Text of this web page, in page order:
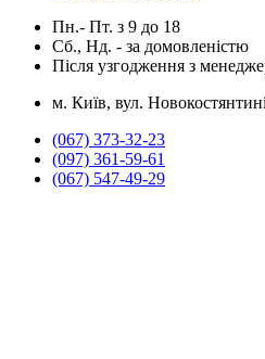
Пн.- Пт. з 9 до 18
Сб., Нд. - за домовленістю
Після узгодження з
м. Київ, вул.
(067) 373-32-23
(097) 361-59-61
(067) 547-49-29